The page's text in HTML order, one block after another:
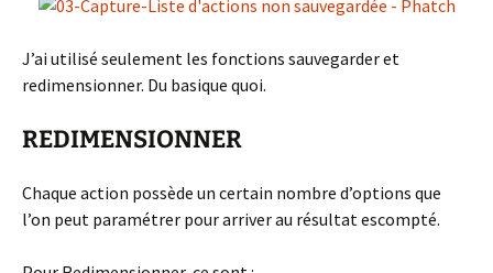
J’ai utilisé seulement les fonctions sauvegarder et
redimensionner. Du basique quoi.
REDIMENSIONNER
Chaque action possède un certain nombre d’options que
l’on peut paramétrer pour arriver au résultat escompté.